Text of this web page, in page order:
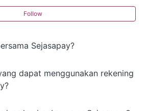
Follow
Sejasapay?
dapat menggunakan rekening